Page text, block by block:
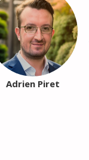
Adrien Piret